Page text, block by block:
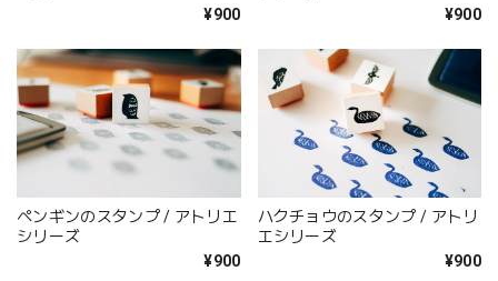
¥900
¥900
ペンギンのスタンプ / アトリエ
シリーズ
¥900
ハクチョウのスタンプ / アトリ
エシリーズ
¥900